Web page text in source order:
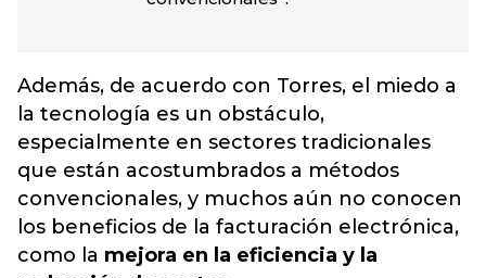
Además, de acuerdo con Torres, el miedo a
la tecnología es un obstáculo,
especialmente en sectores tradicionales
que están acostumbrados a métodos
convencionales, y muchos aún no conocen
los beneficios de la facturación electrónica,
como la mejora en la eficiencia y la